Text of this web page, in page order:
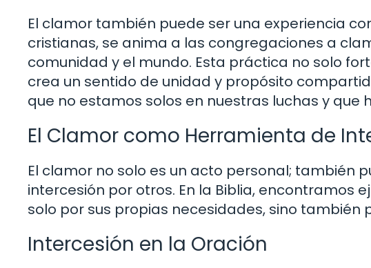
El clamor también puede ser una experiencia
cristianas, se anima a las congregaciones a
comunidad y el mundo. Esta práctica no solo
crea un sentido de unidad y propósito
que no estamos solos en nuestras luchas y que
El Clamor como Herramienta de
El clamor no solo es un acto personal; también
intercesión por otros. En la Biblia, encontramos
solo por sus propias necesidades, sino también
Intercesión en la Oración